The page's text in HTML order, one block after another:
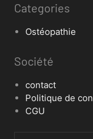
Categories
Ostéopathie
Société
contact
Politique de
CGU